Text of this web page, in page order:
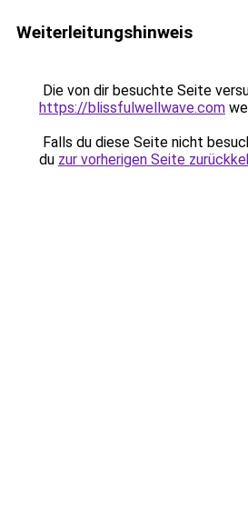
Weiterleitungshinweis
Die von dir besuchte Seite
https://blissfulwellwave.com
Falls du diese Seite nicht
du zur vorherigen Seite